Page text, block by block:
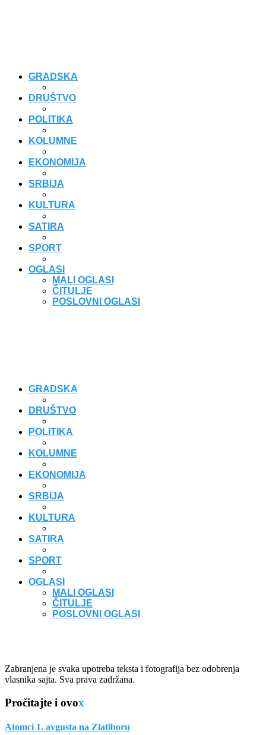
GRADSKA
DRUŠTVO
POLITIKA
KOLUMNE
EKONOMIJA
SRBIJA
KULTURA
SATIRA
SPORT
OGLASI
MALI OGLASI
ČITULJE
POSLOVNI OGLASI
GRADSKA
DRUŠTVO
POLITIKA
KOLUMNE
EKONOMIJA
SRBIJA
KULTURA
SATIRA
SPORT
OGLASI
MALI OGLASI
ČITULJE
POSLOVNI OGLASI
Zabranjena je svaka upotreba teksta i fotografija bez odobrenja
vlasnika sajta. Sva prava zadržana.
Pročitajte i ovox
Atomci 1. avgusta na Zlatiboru